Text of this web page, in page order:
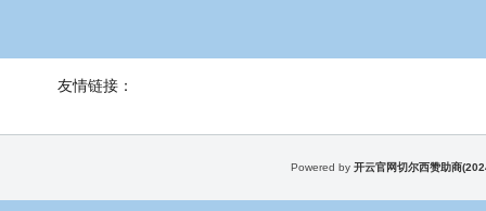
友情链接：
Powered by 开云官网切尔西赞助商